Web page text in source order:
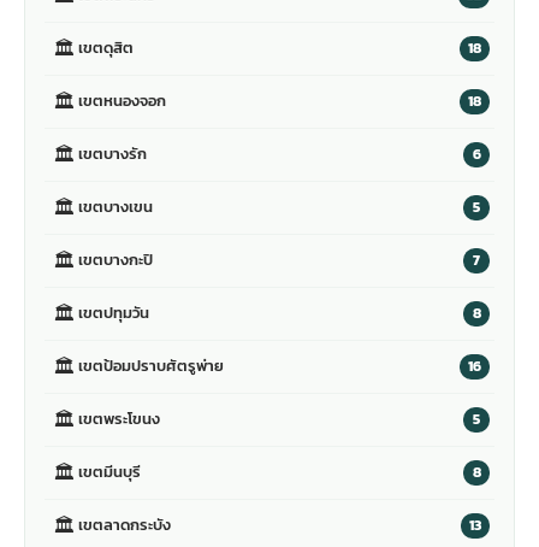
🏛 เขตดุสิต 18
🏛 เขตหนองจอก 18
🏛 เขตบางรัก 6
🏛 เขตบางเขน 5
🏛 เขตบางกะปิ 7
🏛 เขตปทุมวัน 8
🏛 เขตป้อมปราบศัตรูพ่าย 16
🏛 เขตพระโขนง 5
🏛 เขตมีนบุรี 8
🏛 เขตลาดกระบัง 13